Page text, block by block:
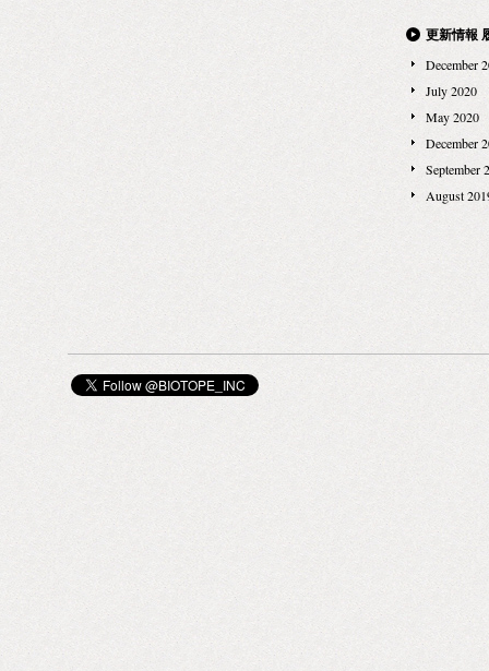
お試しいただ
キッドソー
ルームフレ
一して楽し
ルームスプ
ラックス出
仕立てられ
クションの
つもの空間
文字や言葉
更新情報
December
July 2020
May 2020
December
September
August